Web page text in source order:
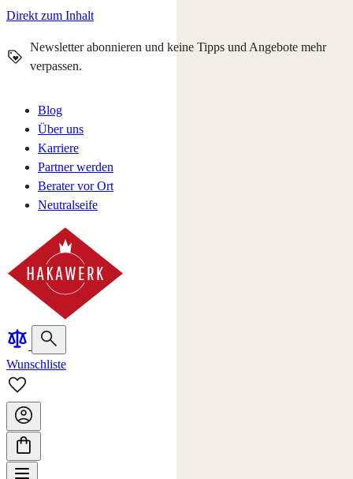
Direkt zum Inhalt
Newsletter abonnieren und keine Tipps und Angebote mehr
verpassen.
Blog
Über uns
Karriere
Partner werden
Berater vor Ort
Neutralseife
Wunschliste